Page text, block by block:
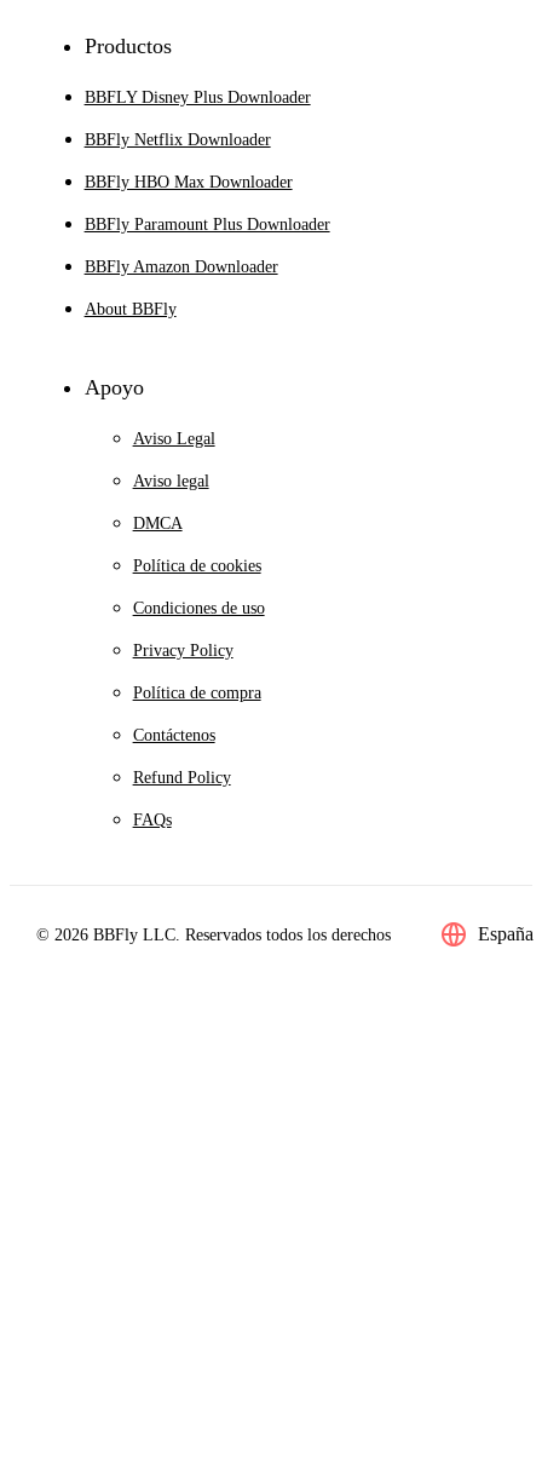
Productos
BBFLY Disney Plus Downloader
BBFly Netflix Downloader
BBFly HBO Max Downloader
BBFly Paramount Plus Downloader
BBFly Amazon Downloader
About BBFly
Apoyo
Aviso Legal
Aviso legal
DMCA
Política de cookies
Condiciones de uso
Privacy Policy
Política de compra
Contáctenos
Refund Policy
FAQs
© 2026 BBFly LLC. Reservados todos los derechos España